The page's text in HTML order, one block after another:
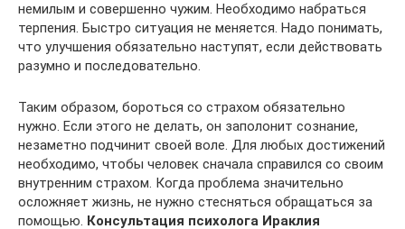
немилым и совершенно чужим. Необходимо набраться
терпения. Быстро ситуация не меняется. Надо понимать,
что улучшения обязательно наступят, если действовать
разумно и последовательно.
Таким образом, бороться со страхом обязательно
нужно. Если этого не делать, он заполонит сознание,
незаметно подчинит своей воле. Для любых достижений
необходимо, чтобы человек сначала справился со своим
внутренним страхом. Когда проблема значительно
осложняет жизнь, не нужно стесняться обращаться за
помощью. Консультация психолога Ираклия